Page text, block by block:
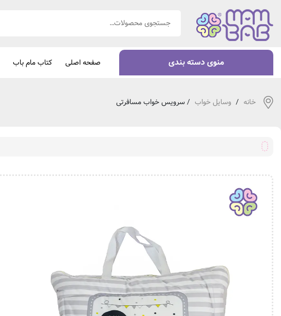
منوی دسته بندی صفحه اصلی کتاب مام باب
خانه / وسایل خواب / سرویس خواب مسافرتی